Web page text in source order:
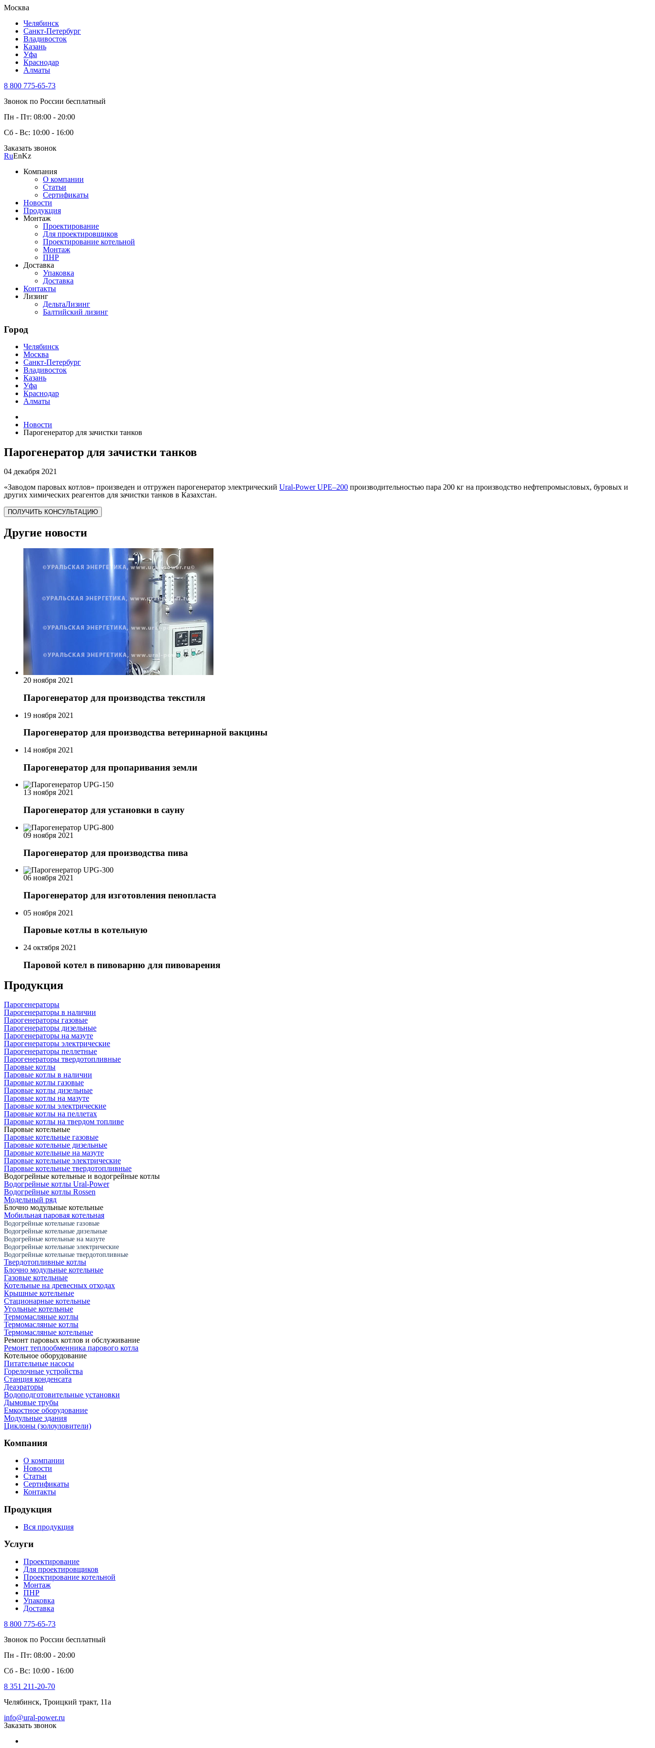
Москва
Челябинск
Санкт-Петербург
Владивосток
Казань
Уфа
Краснодар
Алматы
8 800 775-65-73
Звонок по России бесплатный
Пн - Пт: 08:00 - 20:00
Сб - Вс: 10:00 - 16:00
Заказать звонок
RuEnKz
Компания
О компании
Статьи
Сертификаты
Новости
Продукция
Монтаж
Проектирование
Для проектировщиков
Проектирование котельной
Монтаж
ПНР
Доставка
Упаковка
Доставка
Контакты
Лизинг
ДельтаЛизинг
Балтийский лизинг
Город
Челябинск
Москва
Санкт-Петербург
Владивосток
Казань
Уфа
Краснодар
Алматы
Новости
Парогенератор для зачистки танков
Парогенератор для зачистки танков
04 декабря 2021
«Заводом паровых котлов» произведен и отгружен парогенератор электрический Ural-Power UPE–200 производительностью пара 200 кг на производство нефтепромысловых, буровых и
других химических реагентов для зачистки танков в Казахстан.
ПОЛУЧИТЬ КОНСУЛЬТАЦИЮ
Другие новости
20 ноября 2021
Парогенератор для производства текстиля
19 ноября 2021
Парогенератор для производства ветеринарной вакцины
14 ноября 2021
Парогенератор для пропаривания земли
13 ноября 2021
Парогенератор для установки в сауну
09 ноября 2021
Парогенератор для производства пива
06 ноября 2021
Парогенератор для изготовления пенопласта
05 ноября 2021
Паровые котлы в котельную
24 октября 2021
Паровой котел в пивоварню для пивоварения
Продукция
Парогенераторы
Парогенераторы в наличии
Парогенераторы газовые
Парогенераторы дизельные
Парогенераторы на мазуте
Парогенераторы электрические
Парогенераторы пеллетные
Парогенераторы твердотопливные
Паровые котлы
Паровые котлы в наличии
Паровые котлы газовые
Паровые котлы дизельные
Паровые котлы на мазуте
Паровые котлы электрические
Паровые котлы на пеллетах
Паровые котлы на твердом топливе
Паровые котельные
Паровые котельные газовые
Паровые котельные дизельные
Паровые котельные на мазуте
Паровые котельные электрические
Паровые котельные твердотопливные
Водогрейные котельные и водогрейные котлы
Водогрейные котлы Ural-Power
Водогрейные котлы Rossen
Модельный ряд
Блочно модульные котельные
Мобильная паровая котельная
Водогрейные котельные газовые
Водогрейные котельные дизельные
Водогрейные котельные на мазуте
Водогрейные котельные электрические
Водогрейные котельные твердотопливные
Твердотопливные котлы
Блочно модульные котельные
Газовые котельные
Котельные на древесных отходах
Крышные котельные
Стационарные котельные
Угольные котельные
Термомасляные котлы
Термомасляные котлы
Термомасляные котельные
Ремонт паровых котлов и обслуживание
Ремонт теплообменника парового котла
Котельное оборудование
Питательные насосы
Горелочные устройства
Станция конденсата
Деаэраторы
Водоподготовительные установки
Дымовые трубы
Емкостное оборудование
Mодульные здания
Циклоны (золоуловители)
Компания
О компании
Новости
Статьи
Сертификаты
Контакты
Продукция
Вся продукция
Услуги
Проектирование
Для проектировщиков
Проектирование котельной
Монтаж
ПНР
Упаковка
Доставка
8 800 775-65-73
Звонок по России бесплатный
Пн - Пт: 08:00 - 20:00
Сб - Вс: 10:00 - 16:00
8 351 211-20-70
Челябинск, Троицкий тракт, 11а
info@ural-power.ru
Заказать звонок